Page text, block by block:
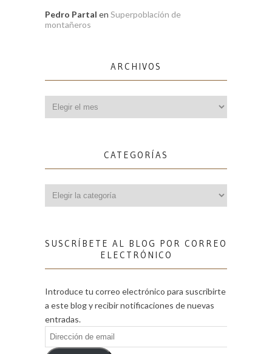
Pedro Partal en Superpoblación de
montañeros
ARCHIVOS
CATEGORÍAS
SUSCRÍBETE AL BLOG POR CORREO
ELECTRÓNICO
Introduce tu correo electrónico para suscribirte
a este blog y recibir notificaciones de nuevas
entradas.
Dirección
de